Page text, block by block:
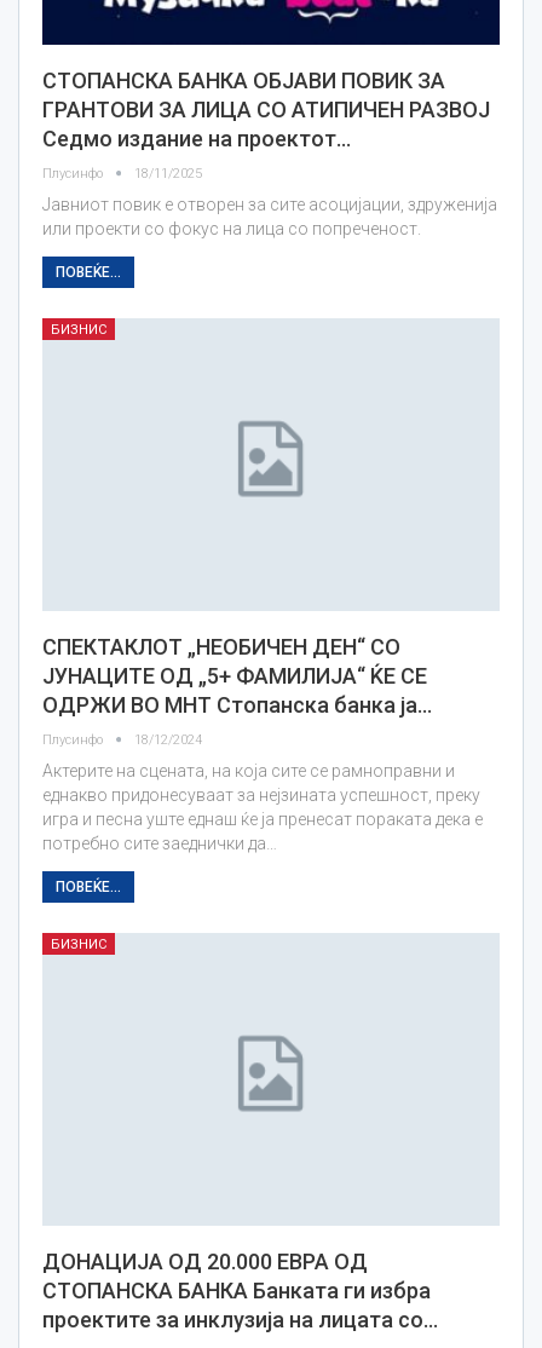
СТОПАНСКА БАНКА ОБЈАВИ ПОВИК ЗА
ГРАНТОВИ ЗА ЛИЦА СО АТИПИЧЕН РАЗВОЈ
Седмо издание на проектот…
Плусинфо 18/11/2025
Јавниот повик е отворен за сите асоцијации, здруженија
или проекти со фокус на лица со попреченост.
ПОВЕЌЕ...
БИЗНИС
СПЕКТАКЛОТ „НЕОБИЧЕН ДЕН“ СО
ЈУНАЦИТЕ ОД „5+ ФАМИЛИЈА“ ЌЕ СЕ
ОДРЖИ ВО МНТ Стопанска банка ја…
Плусинфо 18/12/2024
Актерите на сцената, на која сите се рамноправни и
еднакво придонесуваат за нејзината успешност, преку
игра и песна уште еднаш ќе ја пренесат пораката дека е
потребно сите заеднички да…
ПОВЕЌЕ...
БИЗНИС
ДОНАЦИЈА ОД 20.000 ЕВРА ОД
СТОПАНСКА БАНКА Банката ги избра
проектите за инклузија на лицата со…